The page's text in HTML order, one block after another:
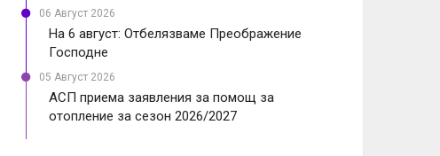
06 Август 2026
На 6 август: Отбелязваме Преображение
Господне
05 Август 2026
АСП приема заявления за помощ за
отопление за сезон 2026/2027